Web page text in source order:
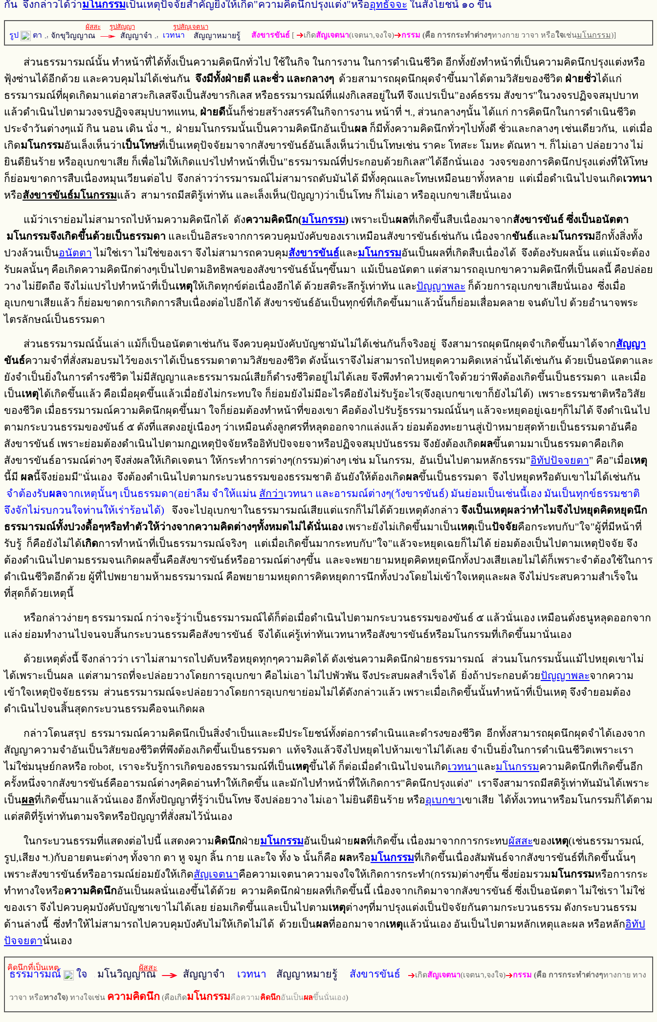
กัน จึงกล่าวได้ว่ามโนกรรมเป็นเหตุปัจจัยสำคัญยิ่งให้เกิด"ความคิดนึกปรุงแต่ง"หรืออุทธัจจะ ในสังโยชน์ ๑๐ ขึ้น
ผัสสะ รูปสัญญา รูปสัญเจตนา
รูป ตา จักขุวิญญาณ สัญญาจํา เวทนา สัญญาหมายรู้ สังขารขันธ์ [ เกิดสัญเจตนา(เจตนา,จงใจ) กรรม (คือ การกระทำต่างๆทางกาย วาจา หรือใจเช่นมโนกรรม)]
ส่วนธรรมารมณ์นั้น ทำหน้าที่ได้ทั้งเป็นความคิดนึกทั่วไป ใช้ในกิจ ในการงาน ในการดำเนินชีวิต อีกทั้งยังทำหน้าที่เป็นความคิดนึกปรุงแต่งหรือ
ฟุ้งซ่านได้อีกด้วย และควบคุมไม่ได้เช่นกัน จึงมีทั้งฝ่ายดี และชั่ว และกลางๆ ด้วยสามารถผุดนึกผุดจำขึ้นมาได้ตามวิสัยของชีวิต ฝ่ายชั่วได้แก่
ธรรมารมณ์ที่ผุดเกิดมาแต่อาสวะกิเลสจึงเป็นสังขารกิเลส หรือธรรมารมณ์ที่แฝงกิเลสอยู่ในที จึงแปรเป็น"องค์ธรรม สังขาร"ในวงจรปฏิจจสมุปบาท
แล้วดำเนินไปตามวงจรปฏิจจสมุปบาทแทน, ฝ่ายดีนั้นก็ช่วยสร้างสรรค์ในกิจการงาน หน้าที่ ฯ., ส่วนกลางๆนั้น ได้แก่ การคิดนึกในการดำเนินชีวิต
ประจำวันต่างๆแม้ กิน นอน เดิน นั่ง ฯ., ฝ่ายมโนกรรมนั้นเป็นความคิดนึกอันเป็นผล ก็มีทั้งความคิดนึกทั่วๆไปทั้งดี ชั่วและกลางๆ เช่นเดียวกัน, แต่เมื่อ
เกิดมโนกรรมอันเล็งเห็นว่าเป็นโทษที่เป็นเหตุปัจจัยมาจากสังขารขันธ์อันเล็งเห็นว่าเป็นโทษเช่น ราคะ โทสะะ โมหะ ตัณหา ฯ. ก็ไม่เอา ปล่อยวาง ไม่
ยินดียินร้าย หรืออุเบกขาเสีย ก็เพื่อไม่ให้เกิดแปรไปทำหน้าที่เป็น"ธรรมารมณ์ที่ประกอบด้วยกิเลส"ได้อีกนั่นเอง วงจรของการคิดนึกปรุงแต่งที่ให้โทษ
ก็ย่อมขาดการสืบเนื่องหมุนเวียนต่อไป จึงกล่าวว่ารรมารมณ์ไม่สามารถดับมันได้ มีทั้งคุณและโทษเหมือนยาทั้งหลาย แต่เมื่อดำเนินไปจนเกิดเวทนา
หรือสังขารขันธ์มโนกรรมแล้ว สามารถมีสติรู้เท่าทัน และเล็งเห็น(ปัญญา)ว่าเป็นโทษ ก็ไม่เอา หรืออุเบกขาเสียนั่นเอง
แม้ว่าเราย่อมไม่สามารถไปห้ามความคิดนึกได้ ดังความคิดนึก(มโนกรรม) เพราะเป็นผลที่เกิดขึ้นสืบเนื่องมาจากสังขารขันธ์ ซึ่งเป็นอนัตตา
มโนกรรมจึงเกิดขึ้นด้วยเป็นธรรมดา และเป็นอิสระจากการควบคุมบังคับของเราเหมือนสังขารขันธ์เช่นกัน เนื่องจากขันธ์และมโนกรรมอีกทั้งสิ่งทั้ง
ปวงล้วนเป็นอนัตตา ไม่ใช่เรา ไม่ใช่ของเรา จึงไม่สามารถควบคุมสังขารขันธ์และมโนกรรมอันเป็นผลที่เกิดสืบเนื่องได้ จึงต้องรับผลนั้น แต่แม้จะต้อง
รับผลนั้นๆ คือเกิดความคิดนึกต่างๆเป็นไปตามอิทธิพลของสังขารขันธ์นั้นๆขึ้นมา แม้เป็นอนัตตา แต่สามารถอุเบกขาความคิดนึกที่เป็นผลนี้ คือปล่อย
วาง ไม่ยึดถือ จึงไม่แปรไปทำหน้าที่เป็นเหตุให้เกิดทุกข์ต่อเนื่องอีกได้ ด้วยสติระลึกรู้เท่าทัน และปัญญาพละ ก็ด้วยการอุเบกขาเสียนั่นเอง ซึ่งเมื่อ
อุเบกขาเสียแล้ว ก็ย่อมขาดการเกิดการสืบเนื่องต่อไปอีกได้ สังขารขันธ์อันเป็นทุกข์ที่เกิดขึ้นมาแล้วนั้นก็ย่อมเสื่อมคลาย จนดับไป ด้วยอำนาจพระ
ไตรลักษณ์เป็นธรรมดา
ส่วนธรรมารมณ์นั้นเล่า แม้ก็เป็นอนัตตาเช่นกัน จึงควบคุมบังคับบัญชามันไม่ได้เช่นกันก็จริงอยู่ จึงสามารถผุดนึกผุดจำเกิดขึ้นมาได้จากสัญญา
ขันธ์ความจำที่สั่งสมอบรมไว้ของเราได้เป็นธรรมดาตามวิสัยของชีวิต ดังนั้นเราจึงไม่สามารถไปหยุดความคิดเหล่านั้นได้เช่นกัน ด้วยเป็นอนัตตาและ
ยังจำเป็นยิ่งในการดำรงชีวิต ไม่มีสัญญาและธรรมารมณ์เสียก็ดำรงชีวิตอยู่ไม่ได้เลย จึงพึงทำความเข้าใจด้วยว่าพึงต้องเกิดขึ้นเป็นธรรมดา และเมื่อ
เป็นเหตุได้เกิดขึ้นแล้ว คือเมื่อผุดขึ้นแล้วเมื่อยังไม่กระทบใจ ก็ย่อมยังไม่มีอะไรคือยังไม่รับรู้อะไร(จึงอุเบกขาเขาก็ยังไม่ได้) เพราะธรรมชาติหรือวิสัย
ของชีวิต เมื่อธรรมารมณ์ความคิดนึกผุดขึ้นมา ใจก็ย่อมต้องทำหน้าที่ของเขา คือต้องไปรับรู้ธรรมารมณ์นั้นๆ แล้วจะหยุดอยู่เฉยๆก็ไม่ได้ จึงดำเนินไป
ตามกระบวนธรรมของขันธ์ ๕ ดังที่แสดงอยู่เนืองๆ ว่าเหมือนดั่งลูกศรที่หลุดออกจากแล่งแล้ว ย่อมต้องทะยานสู่เป้าหมายสุดท้ายเป็นธรรมดาอันคือ
สังขารขันธ์ เพราะย่อมต้องดำเนินไปตามกฏเหตุปัจจัยหรืออิทัปปัจจยจาหรือปฏิจจสมุปบันธรรม จึงยังต้องเกิดผลขึ้นตามมาเป็นธรรมดาคือเกิด
สังขารขันธ์อารมณ์ต่างๆ จึงส่งผลให้เกิดเจตนา ให้กระทำการต่างๆ(กรรม)ต่างๆ เช่น มโนกรรม, อันเป็นไปตามหลักธรรม"อิทัปปัจจยตา" คือ"เมื่อเหตุ
นี้มี ผลนี้จึงย่อมมี"นั่นเอง จึงต้องดำเนินไปตามกระบวนธรรมของธรรมชาติ อันยังให้ต้องเกิดผลขึ้นเป็นธรรมดา จึงไปหยุดหรือดับเขาไม่ได้เช่นกัน
จำต้องรับผลจากเหตุนั้นๆ เป็นธรรมดา(อย่าลืม จำให้แม่น สักว่าเวทนา และอารมณ์ต่างๆ(าังขารขันธ์) มันย่อมเป็นเช่นนี้เอง มันเป็นทุกข์ธรรมชาติ
จึงจักไม่รบกวนใจท่านให้เร่าร้อนได้) จึงจะไปอุเบกขาในธรรมารมณ์เสียแต่แรกก็ไม่ได้ด้วยเหตุดังกล่าว จึงเป็นเหตุผลว่าทำไมจึงไปหยุดคิดหยุดนึก
ธรรมารมณ์ทั้งปวงดื้อๆหรือทำตัวให้ว่างจากความคิดต่างๆทั้งหมดไม่ได้นั่นเอง เพราะยังไม่เกิดขึ้นมาเป็นเหตุเป็นปัจจัยคือกระทบกับ"ใจ"ผู้ที่มีหน้าที่
รับรู้ ก็คือยังไม่ได้เกิดการทำหน้าที่เป็นธรรมารมณ์จริงๆ แต่เมื่อเกิดขึ้นมากระทบกับ"ใจ"แลัวจะหยุดเฉยก็ไม่ได้ ย่อมต้องเป็นไปตามเหตุปัจจัย จึง
ต้องดำเนินไปตามธรรมจนเกิดผลขึ้นคือสังขารขันธ์หรืออารมณ์ต่างๆขึ้น และจะพยายามหยุดคิดหยุดนึกทั้งปวงเสียเลยไม่ได้ก็เพราะจำต้องใช้ในการ
ดำเนินชีวิตอีกด้วย ผู้ที่ไปพยายามห้ามธรรมารมณ์ คือพยายามหยุดการคิดหยุดการนึกทั้งปวงโดยไม่เข้าใจเหตุและผล จึงไม่ประสบความสำเร็จใน
ที่สุดก็ด้วยเหตุนี้
หรือกล่าวง่ายๆ ธรรมารมณ์ กว่าจะรู้ว่าเป็นธรรมารมณ์ได้ก็ต่อเมื่อดำเนินไปตามกระบวนธรรมของขันธ์ ๕ แล้วนั่นเอง เหมือนดั่งธนูหลุดออกจาก
แล่ง ย่อมทำงานไปจนจบสิ้นกระบวนธรรมคือสังขารขันธ์ จึงได้แค่รู้เท่าทันเวทนาหรือสังขารขันธ์หรือมโนกรรมที่เกิดขึ้นมานั่นเอง
ด้วยเหตุดั่งนี้ จึงกล่าวว่า เราไม่สามารถไปดับหรือหยุดทุกๆความคิดได้ ดังเช่นความคิดนึกฝ่ายธรรมารมณ์ ส่วนมโนกรรมนั้นแม้ไปหยุดเขาไม่
ได้เพราะเป็นผล แต่สามารถที่จะปล่อยวางโดยการอุเบกขา คือไม่เอา ไม่ไปพัวพัน จึงประสบผลสำเร็จได้ ยิ่งถ้าประกอบด้วยปัญญาพละจากความ
เข้าใจเหตุปัจจัยธรรม ส่วนธรรมารมณ์จะปล่อยวางโดยการอุเบกขาย่อมไม่ได้ดังกล่าวแล้ว เพราะเมื่อเกิดขึ้นนั้นทำหน้าที่เป็นเหตุ จึงจำยอมต้อง
ดำเนินไปจนสิ้นสุดกระบวนธรรมคือจนเกิดผล
กล่าวโดนสรุป ธรรมารมณ์ความคิดนึกเป็นสิ่งจำเป็นและะมีประโยชน์ทั้งต่อการดำเนินและดำรงของชีวิต อีกทั้งสามารถผุดนึกผุดจำได้เองจาก
สัญญาความจำอันเป็นวิสัยของชีวิตที่พึงต้องเกิดขึ้นเป็นธรรมดา แท้จริงแล้วจึงไปหยุดไปห้ามเขาไม่ได้เลย จำเป็นยิ่งในการดำเนินชีวิตเพราะเรา
ไม่ใช่มนุษย์กลหรือ robot, เราจะรับรู้การเกิดของธรรมารมณ์ที่เป็นเหตุขึ้นได้ ก็ต่อเมื่อดำเนินไปจนเกิดเวทนาและมโนกรรมความคิดนึกที่เกิดขึ้นอีก
ครั้งหนึ่งจากสังขารขันธ์คืออารมณ์ต่างๆคิดอ่านทำให้เกิดขึ้น และมักไปทำหน้าที่ให้เกิดการ"คิดนึกปรุงแต่ง" เราจึงสามารถมีสติรู้เท่าทันมันได้เพราะ
เป็นผลที่เกิดขึ้นมาแล้วนั่นเอง อีกทั้งปัญญาที่รู้ว่าเป็นโทษ จึงปล่อยวาง ไม่เอา ไม่ยินดียินร้าย หรืออุเบกขาเขาเสีย ได้ทั้งเวทนาหรือมโนกรรมก็ได้ตาม
แต่สติที่รู้เท่าทันตามจริตหรือปัญญาที่สั่งสมไว้นั่นเอง
ในกระบวนธรรมที่แสดงต่อไปนี้ แสดงความคิดนึกฝ่ายมโนกรรมอันเป็นฝ่ายผลที่เกิดขึ้น เนื่องมาจากการกระทบผัสสะของเหตุ(เช่นธรรมารมณ์,
รูป,เสียง ฯ.)กับอายตนะต่างๆ ทั้งจาก ตา หู จมูก ลิ้น กาย และใจ ทั้ง ๖ นั้นก็คือ ผลหรือมโนกรรมที่เกิดขึ้นเนื่องสัมพันธ์จากสังขารขันธ์ที่เกิดขึ้นนั้นๆ
เพราะสังขารขันธ์หรืออารมณ์ย่อมยังให้เกิดสัญเจตนาคือความเจตนาความจงใจให้เกิดการกระทำ(กรรม)ต่างๆขึ้น ซึ่งย่อมรวมมโนกรรมหรือการกระ
ทำทางใจหรือความคิดนึกอันเป็นผลนั่นเองขึ้นได้ด้วย ความคิดนึกฝ่ายผลที่เกิดขึ้นนี้ เนื่องจากเกิดมาจากสังขารขันธ์ ซึ่งเป็นอนัตตา ไม่ใช่เรา ไม่ใช่
ของเรา จึงไปควบคุมบังคับบัญชาเขาไม่ได้เลย ย่อมเกิดขึ้นและเป็นไปตามเหตุต่างๆที่มาปรุงแต่งเป็นปัจจัยกันตามกระบวนธรรม ดังกระบวนธรรม
ด้านล่างนี้ ซึ่งทำให้ไม่สามารถไปควบคุมบังคับไม่ให้เกิดไม่ได้ ด้วยเป็นผลที่ออกมาจากเหตุแล้วนั่นเอง อันเป็นไปตามหลักเหตุและผล หรือหลักอิทัป
ปัจจยตานั่นเอง
คิดนึกที่เป็นเหตุ ผัสสะ
ธรรมารมณ์ ใจ มโนวิญญาณ สัญญาจํา เวทนา สัญญาหมายรู้ สังขารขันธ์ เกิดสัญเจตนา(เจตนา,จงใจ) กรรม (คือ การกระทำต่างๆทางกาย ทาง
วาจา หรือทางใจ)ทางใจเช่น ความคิดนึก(คือเกิดมโนกรรมคือความคิดนึกอันเป็นผลขึ้นนั่นเอง)